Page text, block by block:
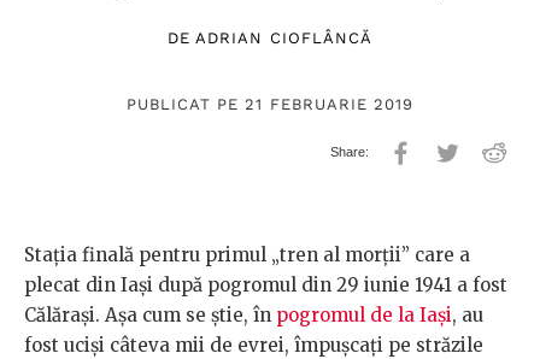
DEADRIAN CIOFLÂNCĂ
PUBLICAT PE 21 FEBRUARIE 2019
Stația finală pentru primul „tren al morții” care a
plecat din Iași după pogromul din 29 iunie 1941 a fost
Călărași. Așa cum se știe, în pogromul de la Iași, au
fost uciși câteva mii de evrei, împușcați pe străzile